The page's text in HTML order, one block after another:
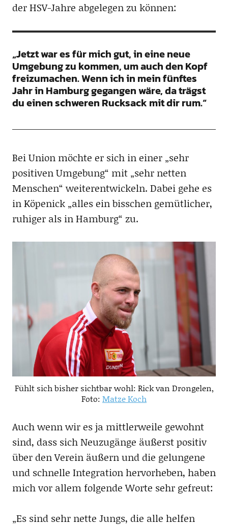
der HSV-Jahre abgelegen zu können:
„Jetzt war es für mich gut, in eine neue
Umgebung zu kommen, um auch den Kopf
freizumachen. Wenn ich in mein fünftes
Jahr in Hamburg gegangen wäre, da trägst
du einen schweren Rucksack mit dir rum.“
Bei Union möchte er sich in einer „sehr
positiven Umgebung“ mit „sehr netten
Menschen“ weiterentwickeln. Dabei gehe es
in Köpenick „alles ein bisschen gemütlicher,
ruhiger als in Hamburg“ zu.
Fühlt sich bisher sichtbar wohl: Rick van Drongelen,
Foto: Matze Koch
Auch wenn wir es ja mittlerweile gewohnt
sind, dass sich Neuzugänge äußerst positiv
über den Verein äußern und die gelungene
und schnelle Integration hervorheben, haben
mich vor allem folgende Worte sehr gefreut:
„Es sind sehr nette Jungs, die alle helfen